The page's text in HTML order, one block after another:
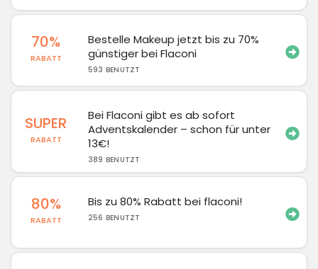
70%
RABATT
Bestelle Makeup jetzt bis zu 70%
günstiger bei Flaconi
593 BENUTZT
SUPER
RABATT
Bei Flaconi gibt es ab sofort
Adventskalender – schon für unter
13€!
389 BENUTZT
80%
RABATT
Bis zu 80% Rabatt bei flaconi!
256 BENUTZT